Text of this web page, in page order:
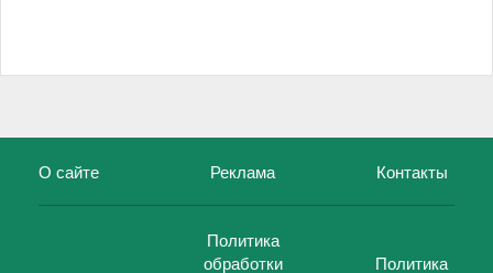
О сайте Реклама Контакты
Политика
обработки
Политика